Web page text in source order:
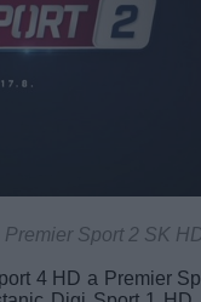
Sport 2 SK
4 HD a Premier